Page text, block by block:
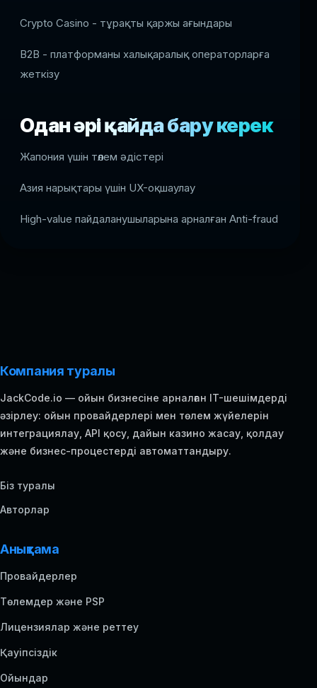
Crypto Casino - тұрақты қаржы ағындары
B2B - платформаны халықаралық операторларға
жеткізу
Одан әрі қайда бару керек
Жапония үшін төлем әдістері
Азия нарықтары үшін UX-оқшаулау
High-value пайдаланушыларына арналған Anti-fraud
Компания туралы
JackCode.io — ойын бизнесіне арналған IT-шешімдерді
әзірлеу: ойын провайдерлері мен төлем жүйелерін
интеграциялау, API қосу, дайын казино жасау, қолдау
және бизнес-процестерді автоматтандыру.
Біз туралы
Авторлар
Анықтама
Провайдерлер
Төлемдер және PSP
Лицензиялар және реттеу
Қауіпсіздік
Ойындар